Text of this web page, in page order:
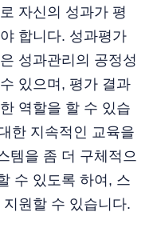
자신의 성과가 평
합니다. 성과평가
성과관리의 공정성
있으며, 평가 결과
역할을 할 수 있습
한 지속적인 교육을
템을 좀 더 구체적으
수 있도록 하여, 스
원할 수 있습니다.